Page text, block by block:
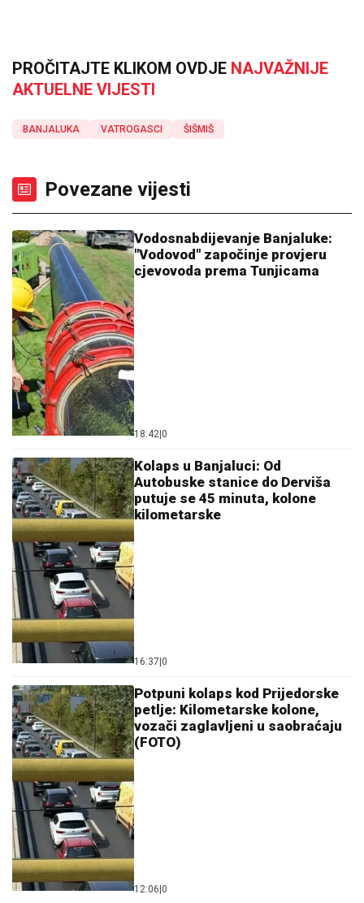
PROČITAJTE KLIKOM OVDJE NAJVAŽNIJE
AKTUELNE VIJESTI
BANJALUKA VATROGASCI ŠIŠMIŠ
Povezane vijesti
Vodosnabdijevanje Banjaluke:
"Vodovod" započinje provjeru
cjevovoda prema Tunjicama
18:42 0
Kolaps u Banjaluci: Od
Autobuske stanice do Derviša
putuje se 45 minuta, kolone
kilometarske
16:37 0
Potpuni kolaps kod Prijedorske
petlje: Kilometarske kolone,
vozači zaglavljeni u saobraćaju
(FOTO)
12:06 0